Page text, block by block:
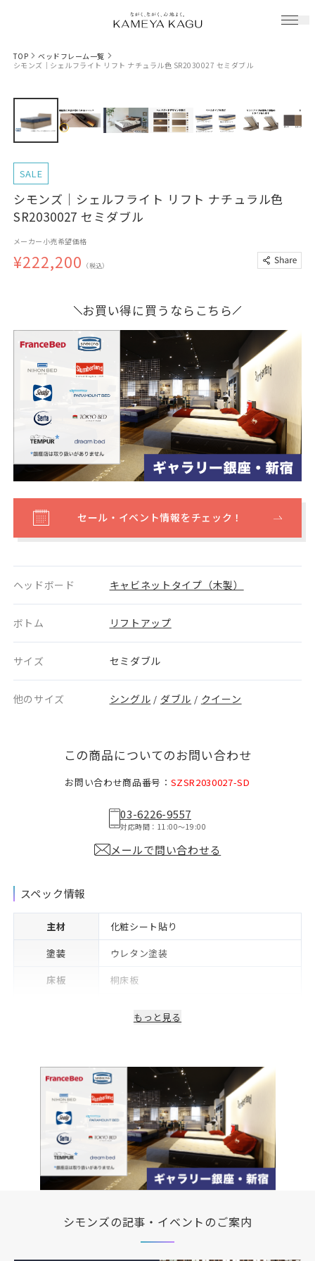
TOP
ベッドフレーム一覧
シモンズ｜シェルフライト リフト ナチュラル色 SR2030027 セミダブル
SALE
シモンズ｜シェルフライト リフト ナチュラル色
SR2030027 セミダブル
メーカー小売希望価格
¥222,200 （税込）
お買い得に買うならこちら
セール・イベント情報をチェック！
ヘッドボード キャビネットタイプ（木製）
ボトム リフトアップ
サイズ セミダブル
他のサイズ シングル / ダブル / クイーン
この商品についてのお問い合わせ
お問い合わせ商品番号： SZSR2030027-SD
03-6226-9557
対応時間：11:00〜19:00
メールで問い合わせる
スペック情報
主材
化粧シート貼り
塗装
ウレタン塗装
床板
桐床板
もっと見る
シモンズの記事・イベントのご案内